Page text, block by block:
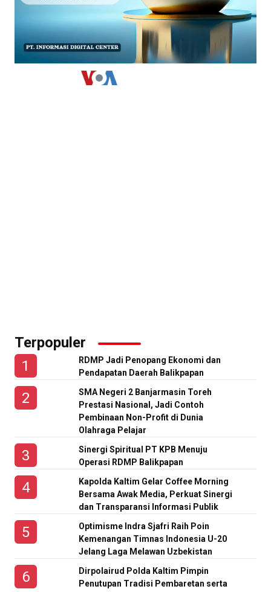
Terpopuler
RDMP Jadi Penopang Ekonomi dan
Pendapatan Daerah Balikpapan
SMA Negeri 2 Banjarmasin Toreh
Prestasi Nasional, Jadi Contoh
Pembinaan Non-Profit di Dunia
Olahraga Pelajar
Sinergi Spiritual PT KPB Menuju
Operasi RDMP Balikpapan
Kapolda Kaltim Gelar Coffee Morning
Bersama Awak Media, Perkuat Sinergi
dan Transparansi Informasi Publik
Optimisme Indra Sjafri Raih Poin
Kemenangan Timnas Indonesia U-20
Jelang Laga Melawan Uzbekistan
Dirpolairud Polda Kaltim Pimpin
Penutupan Tradisi Pembaretan serta